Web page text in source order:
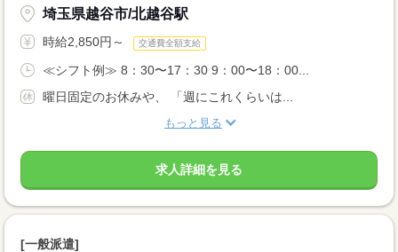
埼玉県越谷市/北越谷駅
時給2,850円～ 交通費全額支給
≪シフト例≫ 8：30〜17：30 9：00〜18：00...
曜日固定のお休みや、 「週にこれくらいは...
もっと見る
求人詳細を見る
[一般派遣]